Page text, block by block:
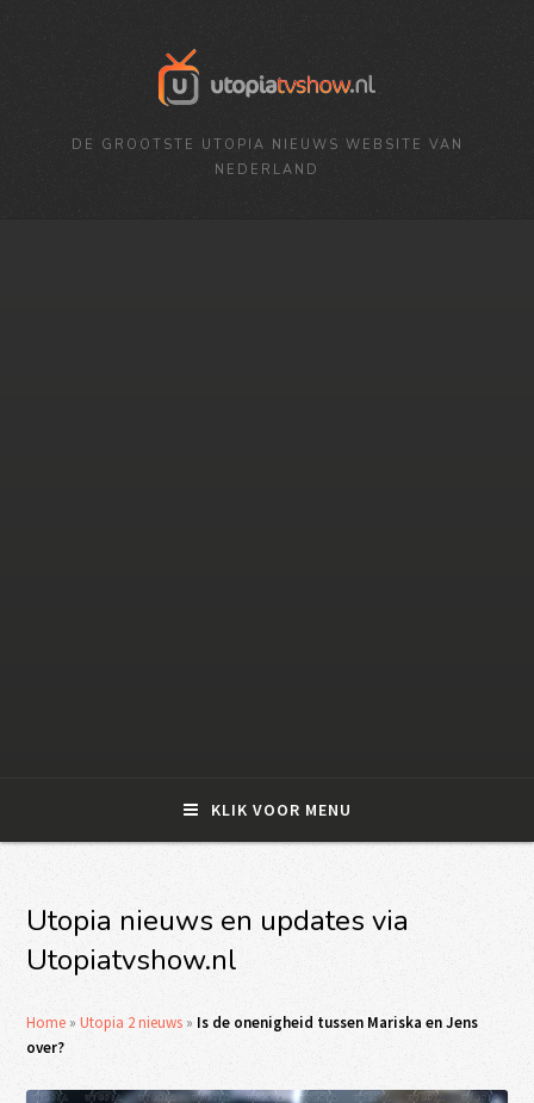
DE GROOTSTE UTOPIA NIEUWS WEBSITE VAN
NEDERLAND
KLIK VOOR MENU
Utopia nieuws en updates via
Utopiatvshow.nl
Home »Utopia 2 nieuws » Is de onenigheid tussen Mariska en Jens
over?